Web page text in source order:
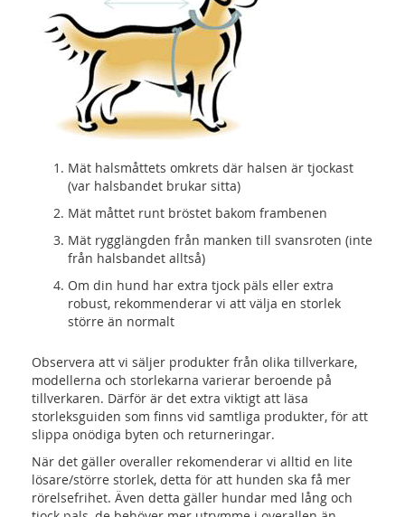
Mät halsmåttets omkrets där halsen är tjockast
(var halsbandet brukar sitta)
Mät måttet runt bröstet bakom frambenen
Mät rygglängden från manken till svansroten (inte
från halsbandet alltså)
Om din hund har extra tjock päls eller extra
robust, rekommenderar vi att välja en storlek
större än normalt
Observera att vi säljer produkter från olika tillverkare,
modellerna och storlekarna varierar beroende på
tillverkaren. Därför är det extra viktigt att läsa
storleksguiden som finns vid samtliga produkter, för att
slippa onödiga byten och returneringar.
När det gäller overaller rekomenderar vi alltid en lite
lösare/större storlek, detta för att hunden ska få mer
rörelsefrihet. Även detta gäller hundar med lång och